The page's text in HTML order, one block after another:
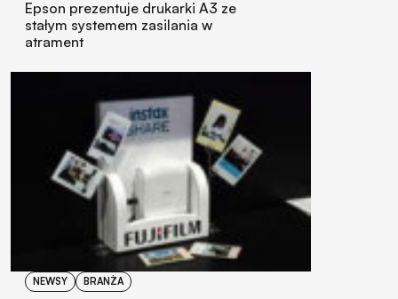
Epson prezentuje drukarki A3 ze
stałym systemem zasilania w
atrament
NEWSY BRANŻA